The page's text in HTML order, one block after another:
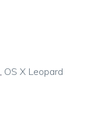
, OS X Leopard